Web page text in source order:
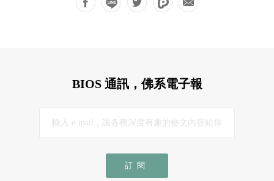
BIOS 通訊，佛系電子報
訂閱